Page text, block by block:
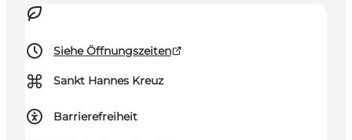
Siehe Öffnungszeiten
⌘ Sankt Hannes Kreuz
Barrierefreiheit